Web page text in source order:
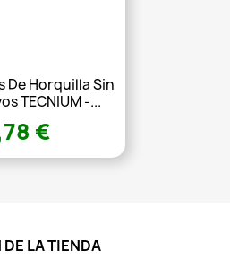
De Horquilla Sin
TECNIUM -...
€
LA TIENDA